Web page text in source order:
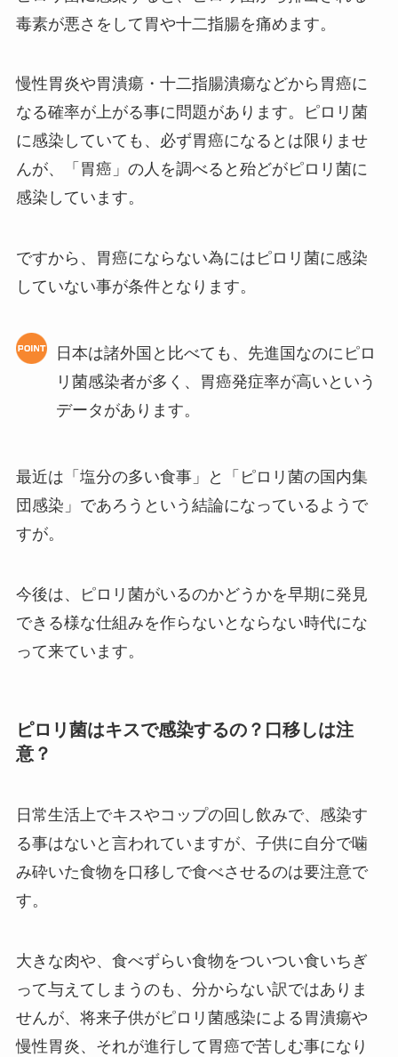
毒素が悪さをして胃や十二指腸を痛めます。
慢性胃炎や胃潰瘍・十二指腸潰瘍などから胃癌に
なる確率が上がる事に問題があります。ピロリ菌
に感染していても、必ず胃癌になるとは限りませ
んが、「胃癌」の人を調べると殆どがピロリ菌に
感染しています。
ですから、胃癌にならない為にはピロリ菌に感染
していない事が条件となります。
日本は諸外国と比べても、先進国なのにピロ
リ菌感染者が多く、胃癌発症率が高いという
データがあります。
最近は「塩分の多い食事」と「ピロリ菌の国内集
団感染」であろうという結論になっているようで
すが。
今後は、ピロリ菌がいるのかどうかを早期に発見
できる様な仕組みを作らないとならない時代にな
って来ています。
ピロリ菌はキスで感染するの？口移しは注
意？
日常生活上でキスやコップの回し飲みで、感染す
る事はないと言われていますが、子供に自分で噛
み砕いた食物を口移しで食べさせるのは要注意で
す。
大きな肉や、食べずらい食物をついつい食いちぎ
って与えてしまうのも、分からない訳ではありま
せんが、将来子供がピロリ菌感染による胃潰瘍や
慢性胃炎、それが進行して胃癌で苦しむ事になり